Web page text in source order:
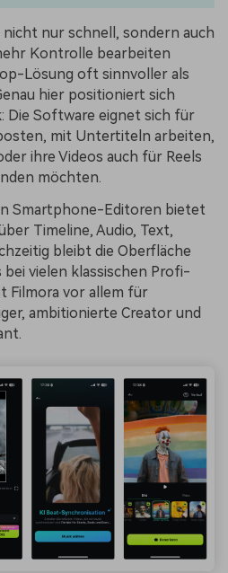
nicht nur schnell, sondern auch
Kontrolle bearbeiten
Lösung oft sinnvoller als
hier positioniert sich
Die Software eignet sich für
mit Untertiteln arbeiten,
ihre Videos auch für Reels
möchten.
Smartphone-Editoren bietet
Timeline, Audio, Text,
bleibt die Oberfläche
vielen klassischen Profi-
Filmora vor allem für
ambitionierte Creator und